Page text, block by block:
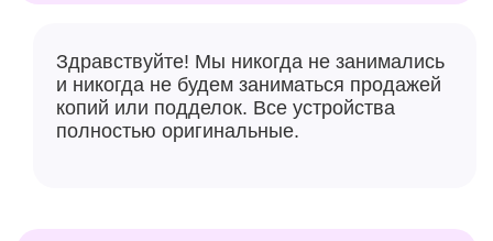
Здравствуйте! Мы никогда не занимались
и никогда не будем заниматься продажей
копий или подделок. Все устройства
полностью оригинальные.